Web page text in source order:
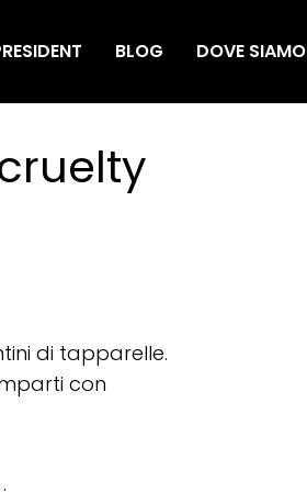
BLOG DOVE SIAMO
di tapparelle.
con